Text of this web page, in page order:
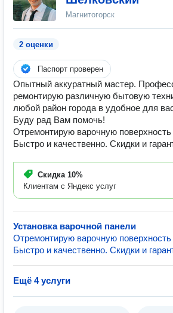
Магнитогорск
2 оценки
Паспорт проверен
Опытный аккуратный мастер.
ремонтирую различную бытовую
любой район города в удобное для
Буду рад Вам помочь!
Отремонтирую варочную
Быстро и качественно. Скидки и
Скидка 10%
Клиентам с Яндекс услуг
Установка варочной панели
Отремонтирую варочную
Быстро и качественно. Скидки и
Ещё 4 услуги